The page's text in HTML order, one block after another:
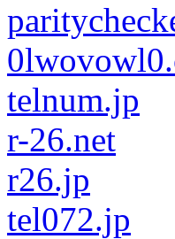
telnum.jp
r-26.net
r26.jp
tel072.jp